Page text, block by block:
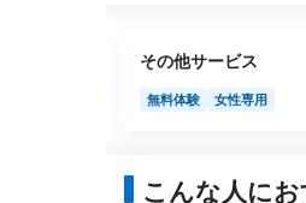
その他サービス
無料体験 女性専用
こんな人に